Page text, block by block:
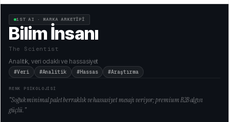
1ST AI · MARKA ARKETİPİ
Bilim İnsanı
The Scientist
Analitik, veri odaklı ve hassasiyet
#Veri #Analitik #Hassas #Araştırma
RENK PSİKOLOJİSİ
"Soğuk minimal palet berraklık ve hassasiyet mesajı veriyor; premium B2B algısı
güçlü."